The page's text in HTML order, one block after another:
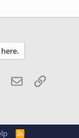
WhatsApp
EmailLink
R